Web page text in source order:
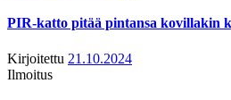
PIR-katto pitää pintansa kovillakin
Kirjoitettu 21.10.2024
Ilmoitus